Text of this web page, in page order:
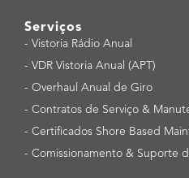
Serviços
- Vistoria Rádio Anual
- VDR Vistoria Anual (APT)
- Overhaul Anual de Giro
- Contratos de Serviço &
- Certificados Shore Based
- Comissionamento & Suporte